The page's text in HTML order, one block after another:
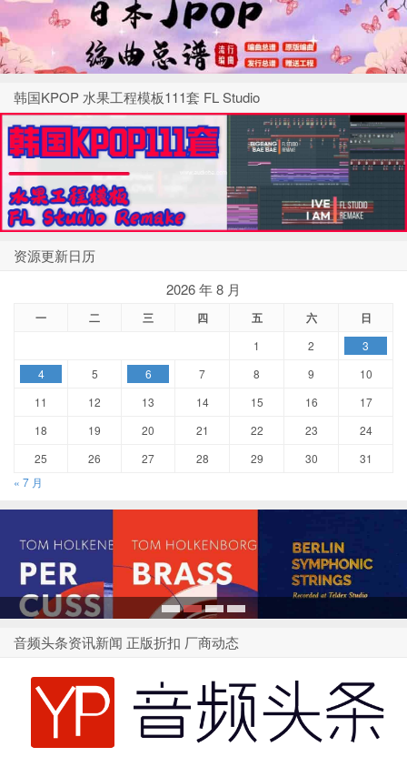
韩国KPOP 水果工程模板111套 FL Studio
资源更新日历
2026 年 8 月
一 二 三 四 五 六 日
1 2
3
4
5 6 7 8 9
10
11
12 13 14 15 16
17
18
19 20 21 22 23
24
25
26 27 28 29 30
31
« 7 月
音频头条资讯新闻 正版折扣 厂商动态